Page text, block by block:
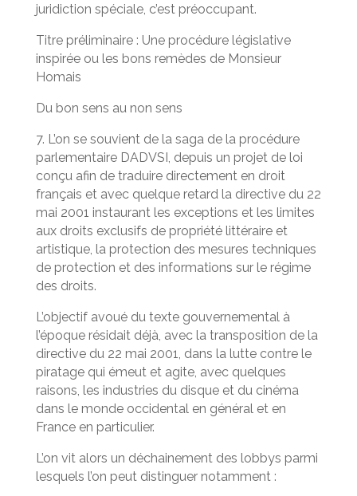
juridiction spéciale, c’est préoccupant.
Titre préliminaire : Une procédure législative
inspirée ou les bons remèdes de Monsieur
Homais
Du bon sens au non sens
7. L’on se souvient de la saga de la procédure
parlementaire DADVSI, depuis un projet de loi
conçu afin de traduire directement en droit
français et avec quelque retard la directive du 22
mai 2001 instaurant les exceptions et les limites
aux droits exclusifs de propriété littéraire et
artistique, la protection des mesures techniques
de protection et des informations sur le régime
des droits.
L’objectif avoué du texte gouvernemental à
l’époque résidait déjà, avec la transposition de la
directive du 22 mai 2001, dans la lutte contre le
piratage qui émeut et agite, avec quelques
raisons, les industries du disque et du cinéma
dans le monde occidental en général et en
France en particulier.
L’on vit alors un déchainement des lobbys parmi
lesquels l’on peut distinguer notamment :